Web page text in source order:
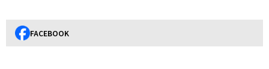
FACEBOOK